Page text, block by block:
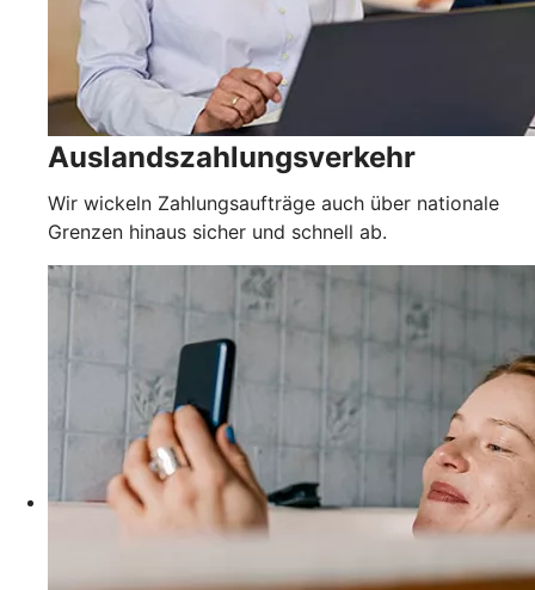
Auslandszahlungsverkehr
Wir wickeln Zahlungsaufträge auch über nationale
Grenzen hinaus sicher und schnell ab.